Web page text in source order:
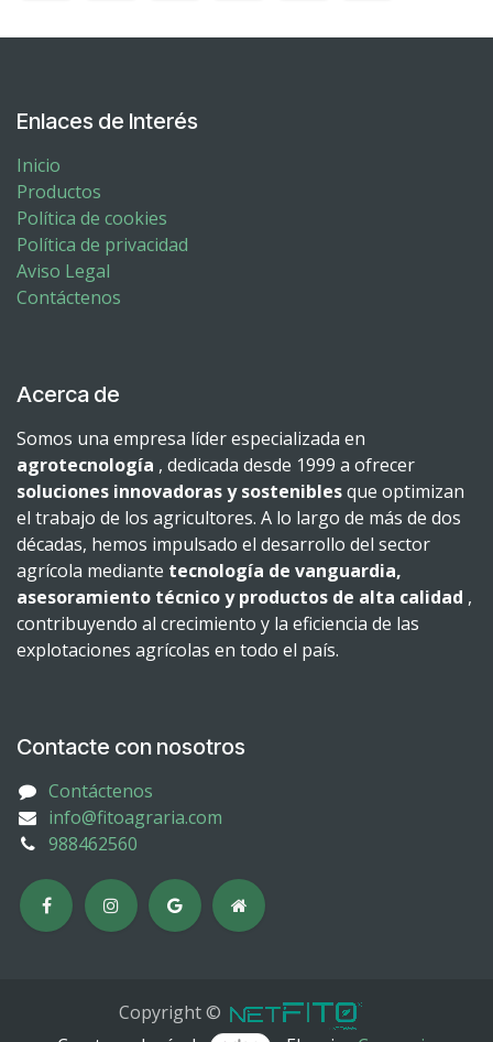
Enlaces de Interés
Inicio
Productos
Política de cookies
Política de privacidad
Aviso Legal
Contáctenos
Acerca de
Somos una empresa líder especializada en
agrotecnología , dedicada desde 1999 a ofrecer
soluciones innovadoras y sosteniblesque optimizan
el trabajo de los agricultores. A lo largo de más de dos
décadas, hemos impulsado el desarrollo del sector
agrícola mediante tecnología de vanguardia,
asesoramiento técnico y productos de alta calidad ,
contribuyendo al crecimiento y la eficiencia de las
explotaciones agrícolas en todo el país.
Contacte con nosotros
Contáctenos
info@fitoagraria.com
988462560
Copyright ©